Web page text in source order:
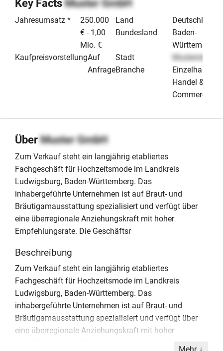
Key FactsMuster GmbH
Jahresumsatz *
250.000
€ - 1,00
Mio. €
KaufpreisvorstellungAuf
Anfrage
Land
Deutschland
Bundesland
Baden-
Württemberg
Stadt
Musterstadt
Branche
Einzelhandel
Handel & E-
Commerce
ÜberMuster GmbH
Zum Verkauf steht ein langjährig etabliertes
Fachgeschäft für Hochzeitsmode im Landkreis
Ludwigsburg, Baden-Württemberg. Das
inhabergeführte Unternehmen ist auf Braut- und
Bräutigamausstattung spezialisiert und verfügt über
eine überregionale Anziehungskraft mit hoher
Empfehlungsrate. Die Geschäftsr
Beschreibung
Zum Verkauf steht ein langjährig etabliertes
Fachgeschäft für Hochzeitsmode im Landkreis
Ludwigsburg, Baden-Württemberg. Das
inhabergeführte Unternehmen ist auf Braut- und
Bräutigamausstattung spezialisiert und verfügt über
eine überregionale Anziehungskraft mit hoher